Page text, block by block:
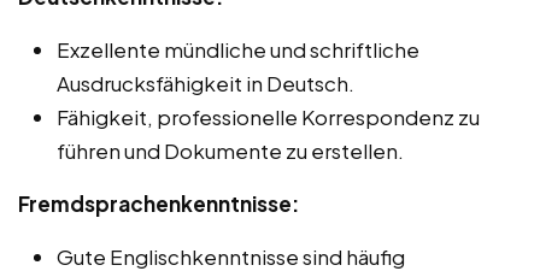
Exzellente mündliche und schriftliche
Ausdrucksfähigkeit in Deutsch.
Fähigkeit, professionelle Korrespondenz zu
führen und Dokumente zu erstellen.
Fremdsprachenkenntnisse:
Gute Englischkenntnisse sind häufig